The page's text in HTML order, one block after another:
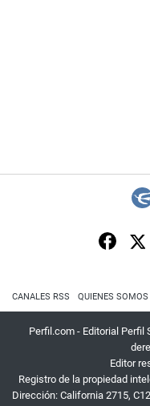
CANALES RSS QUIENES SOMOS
Perfil.com - Editorial Perfil
Editor
Registro de la propiedad
Dirección: California 2715,